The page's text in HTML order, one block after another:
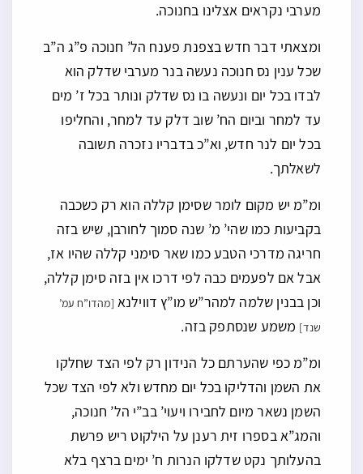
מערבי נקראים אצלינו בחנוכה.
ומצאתי דבר חדש בצפנת פענח הל’ חנוכה פ”ג ה”ב
שכל ענין נס חנוכה נעשה בנר מערבי שדלק הוא
לבדו בכל יום ונעשה בו נס שדלק ונותר בכל ז’ מים
עד למחר וביום הח’ שוב דלק עד למחר, והחליפו
בכל יום לנר חדש, וא”כ בדבריו נזכרה תשובה
לשאלתך.
ומ”מ יש מקום לומר שסימן קללה הוא רק כשכבה
בקביעות כמו שהי’ מ’ שנה סמוך לחורבן, שיש בזה
חריגה מדרכי הטבע כמו שאר סימני קללה שהיו אז,
אבל אם לפעמים כבה לפי דרכו אין בזה סימן קללה,
וכן בבנין שלמה למהר”ש מו”ץ דווילנא [מהדו”ח עמ’
שנד] משמע שנסתפק בזה.
ומ”מ כפי שהערתם כל הנידון רק לפי הצד שחלקו
את השמן והדליקו בכל יום מחדש ולא לפי הצד שכל
השמן נשאר מיום לחבירו ויעוי’ בב”י הל’ חנוכה,
והמג”א בספרו זית רענן על הילקוט ריש פרשת
בהעלותך נקט שדלקו הנרות ח’ ימים ברצף בלא